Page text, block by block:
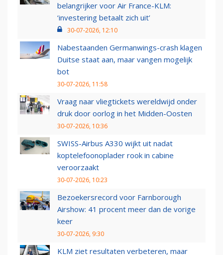
belangrijker voor Air France-KLM:
‘investering betaalt zich uit’
30-07-2026, 12:10
Nabestaanden Germanwings-crash klagen
Duitse staat aan, maar vangen mogelijk
bot
30-07-2026, 11:58
Vraag naar vliegtickets wereldwijd onder
druk door oorlog in het Midden-Oosten
30-07-2026, 10:36
SWISS-Airbus A330 wijkt uit nadat
koptelefoonoplader rook in cabine
veroorzaakt
30-07-2026, 10:23
Bezoekersrecord voor Farnborough
Airshow: 41 procent meer dan de vorige
keer
30-07-2026, 9:30
KLM ziet resultaten verbeteren, maar